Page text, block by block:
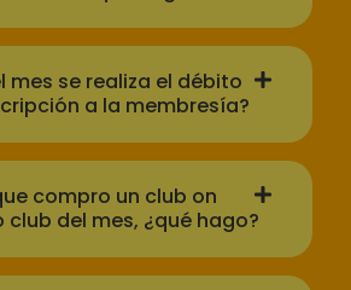
mes se realiza el débito
a la membresía?
compro un club on
club del mes, ¿qué hago?